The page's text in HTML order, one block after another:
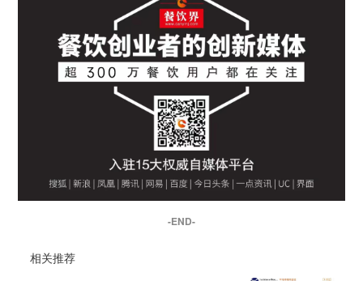
-END-
相关推荐